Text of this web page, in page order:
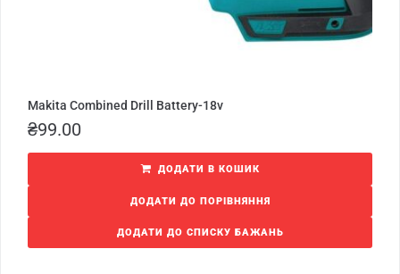
Makita Combined Drill Battery-18v
₴99.00
ДОДАТИ В КОШИК
ДОДАТИ ДО ПОРІВНЯННЯ
ДОДАТИ ДО СПИСКУ БАЖАНЬ